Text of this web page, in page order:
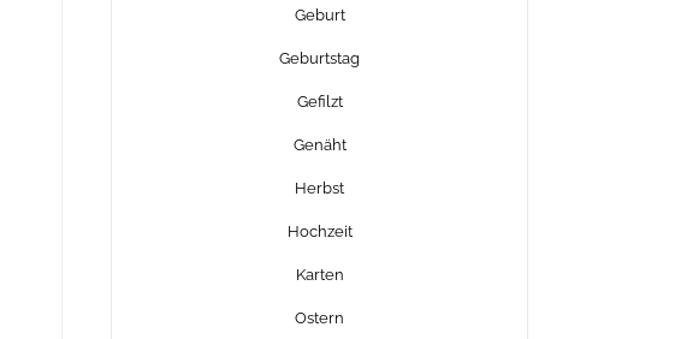
Geburt
Geburtstag
Gefilzt
Genäht
Herbst
Hochzeit
Karten
Ostern